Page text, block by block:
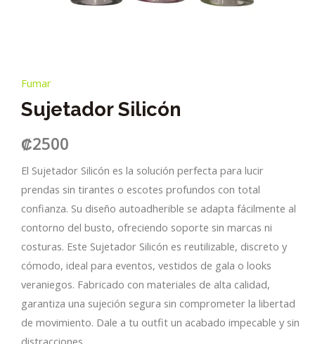
Fumar
Sujetador Silicón
₡2500
El Sujetador Silicón es la solución perfecta para lucir
prendas sin tirantes o escotes profundos con total
confianza. Su diseño autoadherible se adapta fácilmente al
contorno del busto, ofreciendo soporte sin marcas ni
costuras. Este Sujetador Silicón es reutilizable, discreto y
cómodo, ideal para eventos, vestidos de gala o looks
veraniegos. Fabricado con materiales de alta calidad,
garantiza una sujeción segura sin comprometer la libertad
de movimiento. Dale a tu outfit un acabado impecable y sin